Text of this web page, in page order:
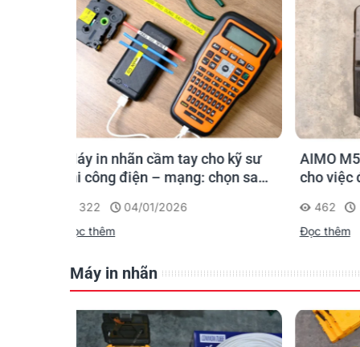
AIMO M550A - Máy in ống tối ưu
cho việc đánh dấu, phân loại và
462
25/02/2025
Đọc thêm
PT-
Giải
562
Đọc thêm
Máy in nhãn